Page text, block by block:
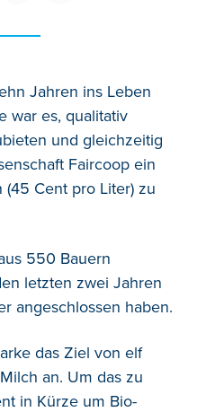
Jahren ins Leben
war es, qualitativ
und gleichzeitig
Faircoop ein
(45 Cent pro Liter) zu
550 Bauern
letzten zwei Jahren
angeschlossen haben.
das Ziel von elf
an. Um das zu
in Kürze um Bio-